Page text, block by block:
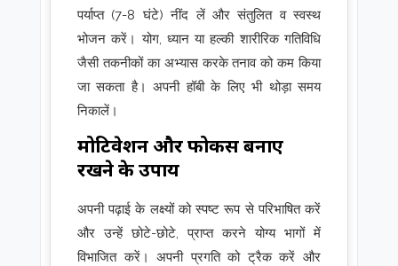
पर्याप्त (7-8 घंटे) नींद लें और संतुलित व स्वस्थ
भोजन करें। योग, ध्यान या हल्की शारीरिक गतिविधि
जैसी तकनीकों का अभ्यास करके तनाव को कम किया
जा सकता है। अपनी हॉबी के लिए भी थोड़ा समय
निकालें।
मोटिवेशन और फोकस बनाए
रखने के उपाय
अपनी पढ़ाई के लक्ष्यों को स्पष्ट रूप से परिभाषित करें
और उन्हें छोटे-छोटे, प्राप्त करने योग्य भागों में
विभाजित करें। अपनी प्रगति को ट्रैक करें और